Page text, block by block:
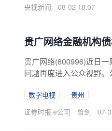
央视新闻
08-02 18:07
贵广网络金融机构
贵广网络(600996)近日
问题再度进入公众视野
贵广网络流动资金贷款
贷款期限予以适度延展
数字电视
贵州
证券时报·e公司
曾剑 07-